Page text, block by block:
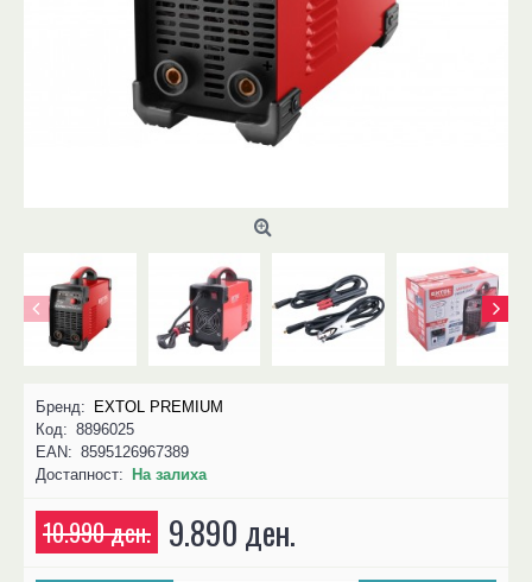
Бренд: EXTOL PREMIUM
Код: 8896025
EAN: 8595126967389
Достапност: На залиха
10.990 ден. 9.890 ден.